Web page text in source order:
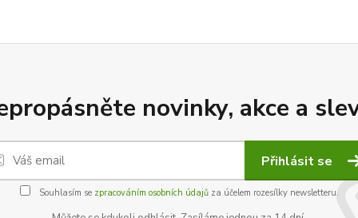
novinky, akce a
Přihlásit se
Souhlasím se zpracováním osobních údajůza účelem rozesílky newsletteru.